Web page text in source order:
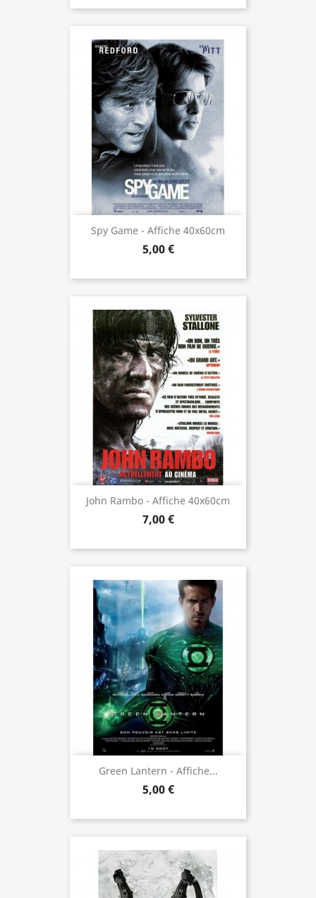
Spy Game - Affiche 40x60cm
5,00 €
John Rambo - Affiche 40x60cm
7,00 €
Green Lantern - Affiche...
5,00 €